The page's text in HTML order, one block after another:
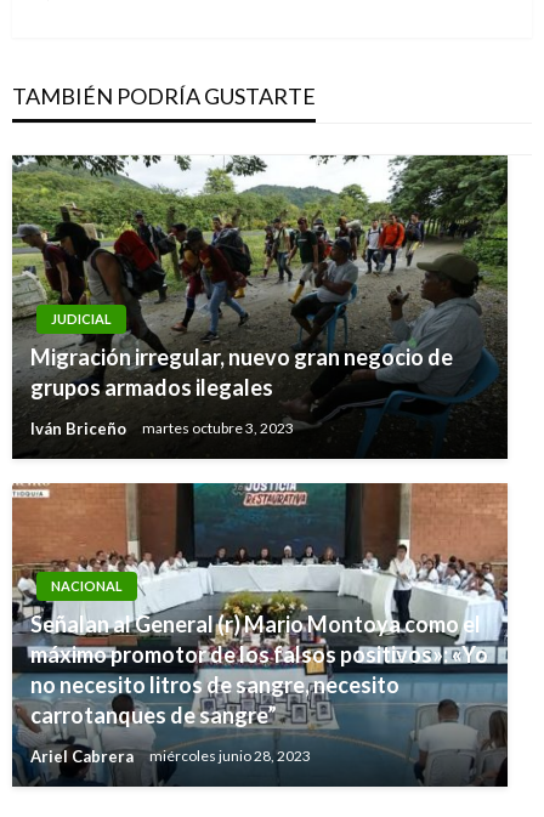
TAMBIÉN PODRÍA GUSTARTE
JUDICIAL
Migración irregular, nuevo gran negocio de
grupos armados ilegales
Iván Briceño martes octubre 3, 2023
NACIONAL
Señalan al General (r) Mario Montoya como el
máximo promotor de los falsos positivos»: «Yo
no necesito litros de sangre, necesito
carrotanques de sangre”
Ariel Cabrera miércoles junio 28, 2023
ANTIOQUIA
Plantón y cacerolazo para rechazar la
Reforma Tributaria
Manuel Reyes Beltran